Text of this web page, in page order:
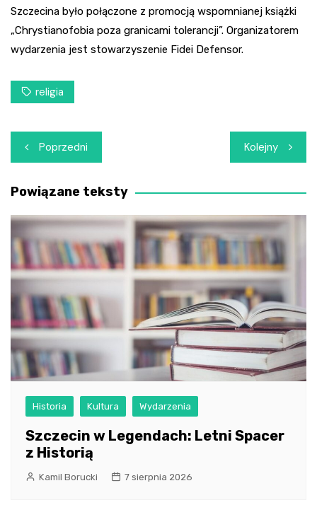
Szczecina było połączone z promocją wspomnianej książki
„Chrystianofobia poza granicami tolerancji”. Organizatorem
wydarzenia jest stowarzyszenie Fidei Defensor.
religia
Nawigacja
wpisu
Poprzedni Kolejny
Powiązane teksty
Historia Kultura Wydarzenia
Szczecin w Legendach: Letni Spacer
z Historią
Kamil Borucki 7 sierpnia 2026